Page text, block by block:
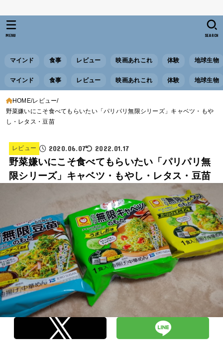
マインド 食事 レビュー 映画あれこれ 体験 地球生物
マインド 食事 レビュー 映画あれこれ 体験 地球生物
SEARCH
MENU
HOME レビュー
野菜嫌いにこそ食べてもらいたい「パリパリ無限シリーズ」キャベツ・もや
し・レタス・豆苗
レビュー 2020.06.07 2022.01.17
野菜嫌いにこそ食べてもらいたい「パリパリ無
限シリーズ」キャベツ・もやし・レタス・豆苗